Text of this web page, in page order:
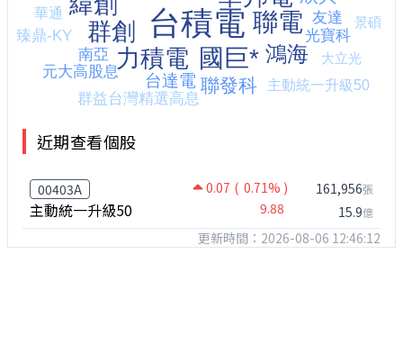
近期查看個股
00403A 0.07 ( 0.71% )
主動統一升級50 9.88
161,956張
15.9億
更新時間：2026-08-06 12:46:12